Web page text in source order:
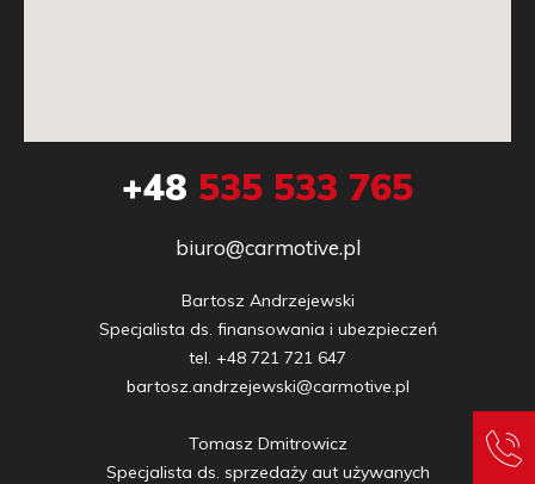
+48 535 533 765
biuro@carmotive.pl
Bartosz Andrzejewski
Specjalista ds. finansowania i ubezpieczeń
tel. +48 721 721 647
bartosz.andrzejewski@carmotive.pl
Tomasz Dmitrowicz
Specjalista ds. sprzedaży aut używanych